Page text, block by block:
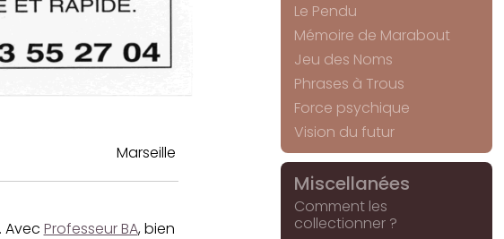
Marseille
Avec Professeur BA, bien
Le Pendu
Mémoire de Marabout
Jeu des Noms
Phrases à Trous
Force psychique
Vision du futur
Miscellanées
Comment les
collectionner ?